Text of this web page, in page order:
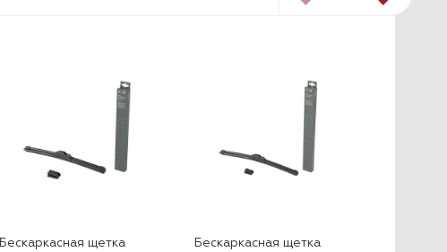
Бескаркасная щетка
Бескаркасная щетка